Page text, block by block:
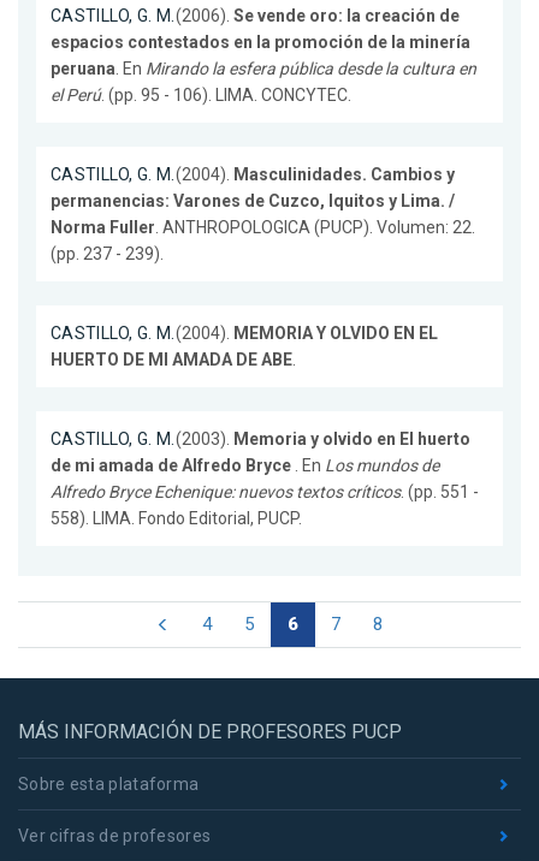
CASTILLO, G. M.(2006). Se vende oro: la creación de
espacios contestados en la promoción de la minería
peruana. En Mirando la esfera pública desde la cultura en
el Perú. (pp. 95 - 106). LIMA. CONCYTEC.
CASTILLO, G. M.(2004). Masculinidades. Cambios y
permanencias: Varones de Cuzco, Iquitos y Lima. /
Norma Fuller. ANTHROPOLOGICA (PUCP). Volumen: 22.
(pp. 237 - 239).
CASTILLO, G. M.(2004). MEMORIA Y OLVIDO EN EL
HUERTO DE MI AMADA DE ABE.
CASTILLO, G. M.(2003). Memoria y olvido en El huerto
de mi amada de Alfredo Bryce . En Los mundos de
Alfredo Bryce Echenique: nuevos textos críticos. (pp. 551 -
558). LIMA. Fondo Editorial, PUCP.
4 5 6 7 8
MÁS INFORMACIÓN DE PROFESORES PUCP
Sobre esta plataforma
Ver cifras de profesores